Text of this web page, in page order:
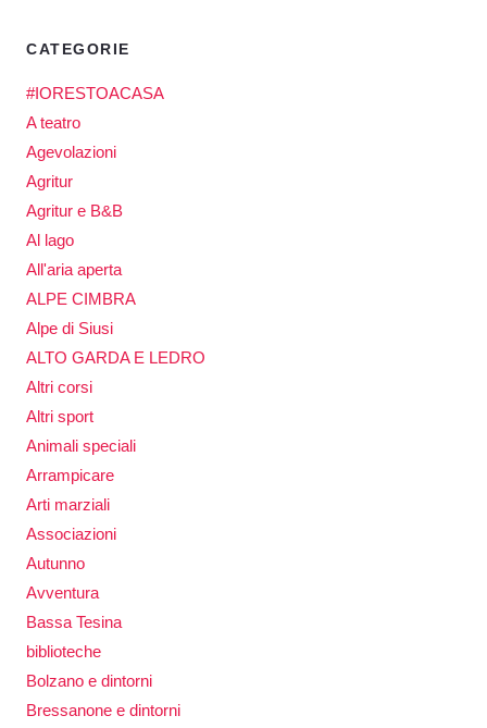
CATEGORIE
#IORESTOACASA
A teatro
Agevolazioni
Agritur
Agritur e B&B
Al lago
All'aria aperta
ALPE CIMBRA
Alpe di Siusi
ALTO GARDA E LEDRO
Altri corsi
Altri sport
Animali speciali
Arrampicare
Arti marziali
Associazioni
Autunno
Avventura
Bassa Tesina
biblioteche
Bolzano e dintorni
Bressanone e dintorni